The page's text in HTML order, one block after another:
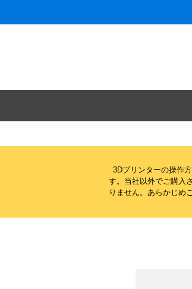
3Dプリンターの操作
す。当社以外でご購入
りません。 あらかじめ